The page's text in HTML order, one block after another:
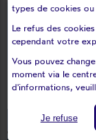
types de cookies
Le refus des
cependant votre
Vous pouvez
moment via le
d'informations,
Je refuse